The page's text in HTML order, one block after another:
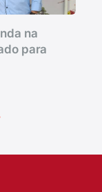
na
para